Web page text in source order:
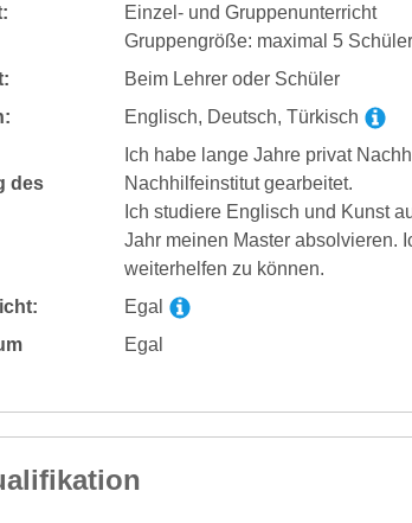
Einzel- und Gruppenunterricht
Gruppengröße: maximal 5 Schüler
Beim Lehrer oder Schüler
Englisch, Deutsch, Türkisch
des
Ich habe lange Jahre privat
Nachhilfeinstitut gearbeitet.
Ich studiere Englisch und Kunst
Jahr meinen Master absolvieren.
weiterhelfen zu können.
Egal
Egal